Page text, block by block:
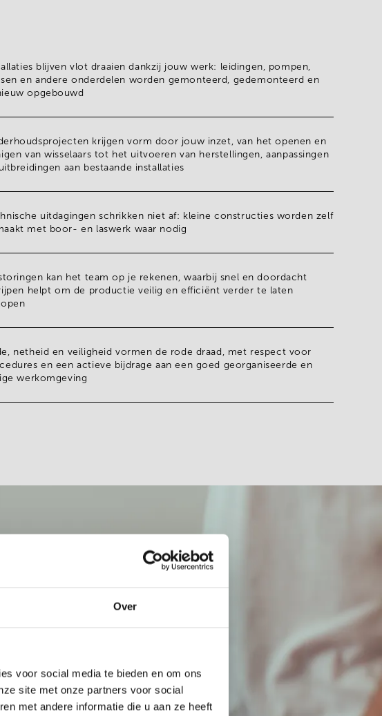
Over
voor social media te bieden en om ons
site met onze partners voor social
met andere informatie die u aan ze heeft
blijven vlot draaien dankzij jouw werk: leidingen, pompen,
en andere onderdelen worden gemonteerd, gedemonteerden
opgebouwd
krijgen vorm door jouw inzet, van hetopenenen
vanwisselaars tot het uitvoeren van herstellingen,aanpassingen
uitbreidingen aan bestaande installaties
uitdagingen schrikken niet af: kleine constructies worden zelf
met boor- en laswerk waar nodig
kan het team op je rekenen, waarbij snel en doordacht
helpt om de productie veilig en efficiënt verder te laten
, netheid en veiligheidvormen de rode draad, met respect voor
en een actieve bijdrage aan een goed georganiseerde en
werkomgeving